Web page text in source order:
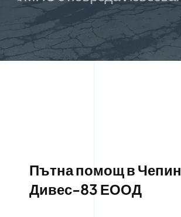
Пътна помощ в
Дивес-83 ЕООД